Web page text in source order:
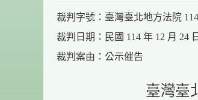
裁判字號： 臺灣臺北地方法院
裁判日期： 民國 114 年 12 月 24 日
裁判案由： 公示催告
臺灣臺